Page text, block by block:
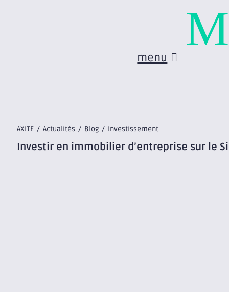
menu
AXITE / Actualités / Blog / Investissement
Investir en immobilier d’entreprise sur le
M